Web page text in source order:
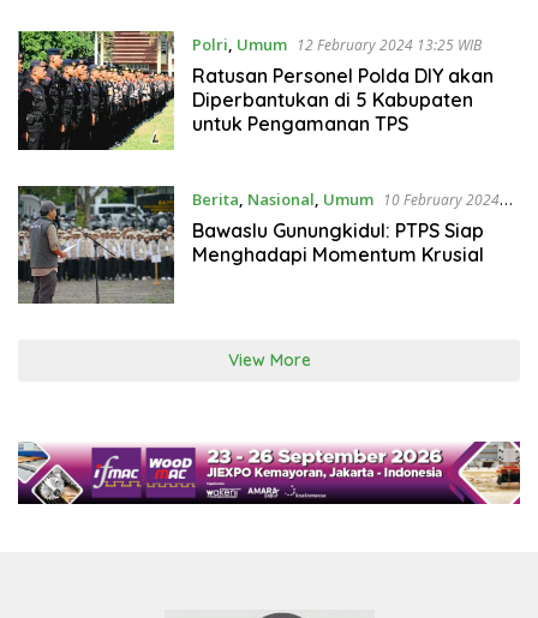
Polri, Umum 12 February 2024 13:25 WIB
Ratusan Personel Polda DIY akan
Diperbantukan di 5 Kabupaten
untuk Pengamanan TPS
Berita Nasional Umum
10 February 2024
19:01 WIB
Bawaslu Gunungkidul: PTPS Siap
Menghadapi Momentum Krusial
View More